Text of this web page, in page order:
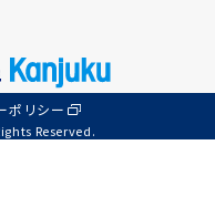
ポリシー
Reserved.